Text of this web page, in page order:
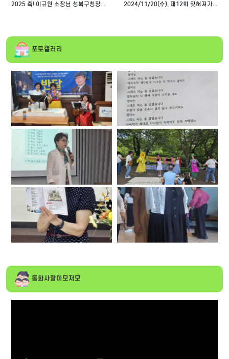
2025 축! 이규원 소장님 성북구청장 표창 수상!
2024/11/20(수), 제12회 잊혀져가는 옛이야기대회 [수정]
포토갤러리
동화사랑이모저모